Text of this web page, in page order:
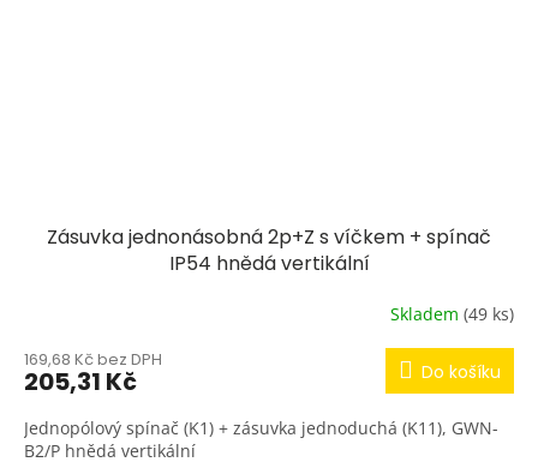
Zásuvka jednonásobná 2p+Z s víčkem + spínač
IP54 hnědá vertikální
Skladem (49 ks)
169,68 Kč bez DPH
205,31 Kč Do košíku
Jednopólový spínač (K1) + zásuvka jednoduchá (K11), GWN-
B2/P hnědá vertikální